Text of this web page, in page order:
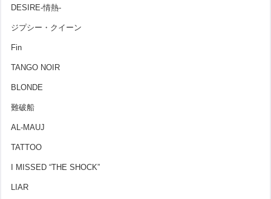
DESIRE-情熱-
ジプシー・クイーン
Fin
TANGO NOIR
BLONDE
難破船
AL-MAUJ
TATTOO
I MISSED “THE SHOCK”
LIAR